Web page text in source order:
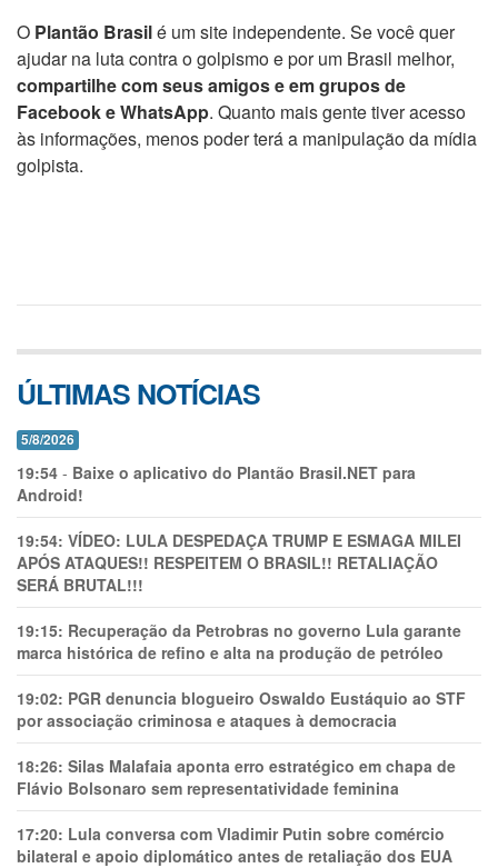
O Plantão Brasilé um site independente. Se você quer
ajudar na luta contra o golpismo e por um Brasil melhor,
compartilhe com seus amigos e em grupos de
Facebook e WhatsApp. Quanto mais gente tiver acesso
às informações, menos poder terá a manipulação da mídia
golpista.
ÚLTIMAS NOTÍCIAS
5/8/2026
19:54 - Baixe o aplicativo do Plantão Brasil.NET para
Android!
19:54: VÍDEO: LULA DESPEDAÇA TRUMP E ESMAGA MILEI
APÓS ATAQUES!! RESPEITEM O BRASIL!! RETALIAÇÃO
SERÁ BRUTAL!!!
19:15: Recuperação da Petrobras no governo Lula garante
marca histórica de refino e alta na produção de petróleo
19:02: PGR denuncia blogueiro Oswaldo Eustáquio ao STF
por associação criminosa e ataques à democracia
18:26: Silas Malafaia aponta erro estratégico em chapa de
Flávio Bolsonaro sem representatividade feminina
17:20: Lula conversa com Vladimir Putin sobre comércio
bilateral e apoio diplomático antes de retaliação dos EUA